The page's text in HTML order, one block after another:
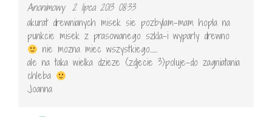
Anonimowy 2 lipca 2013 08:33
akurat drewnianych misek sie pozbylam-mam hopla na
punkcie misek z prasowanego szkla-i wyparly drewno
nie mozna miec wszystkiego……
ale na taka wielka dzieze (zdjecie 3)poluje-do zagniatania
chleba
Joanna